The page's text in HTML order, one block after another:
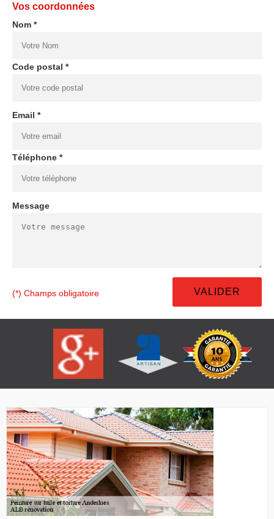
Vos coordonnées
Nom *
Code postal *
Email *
Téléphone *
Message
(*) Champs obligatoire